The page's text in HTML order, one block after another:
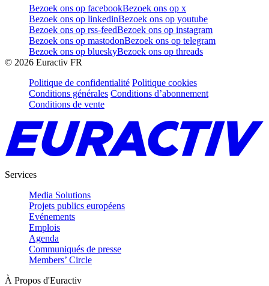
Bezoek ons op facebookBezoek ons op x
Bezoek ons op linkedinBezoek ons op youtube
Bezoek ons op rss-feedBezoek ons op instagram
Bezoek ons op mastodonBezoek ons op telegram
Bezoek ons op blueskyBezoek ons op threads
© 2026 Euractiv FR
Politique de confidentialité Politique cookies
Conditions générales Conditions d’abonnement
Conditions de vente
Services
Media Solutions
Projets publics européens
Evénements
Emplois
Agenda
Communiqués de presse
Members’ Circle
À Propos d'Euractiv